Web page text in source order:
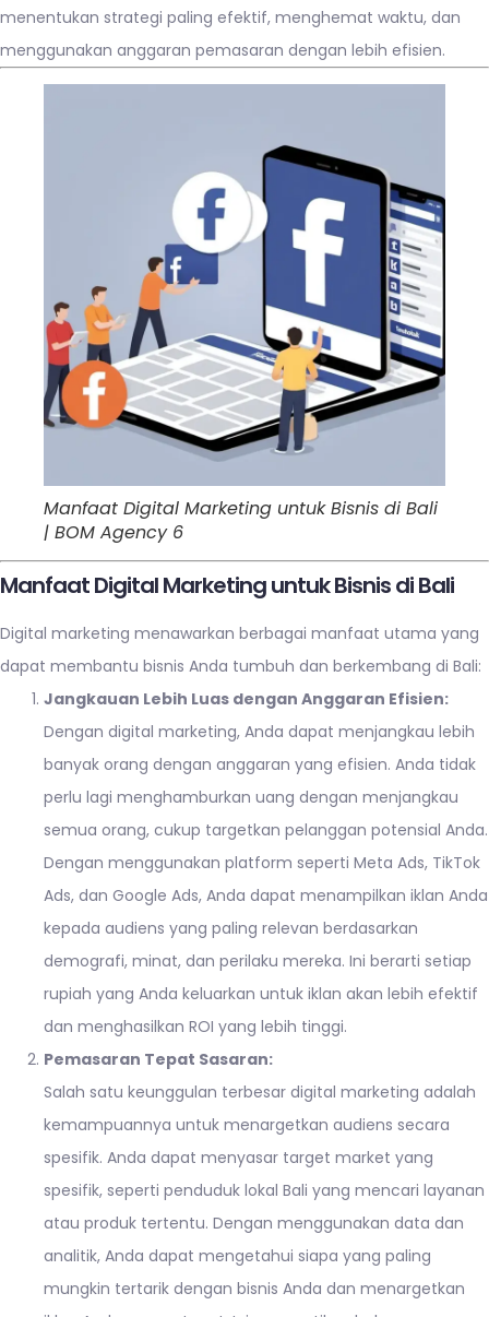
menentukan strategi paling efektif, menghemat waktu, dan
menggunakan anggaran pemasaran dengan lebih efisien.
Manfaat Digital Marketing untuk Bisnis di Bali
| BOM Agency 6
Manfaat Digital Marketing untuk Bisnis di Bali
Digital marketing menawarkan berbagai manfaat utama yang
dapat membantu bisnis Anda tumbuh dan berkembang di Bali:
Jangkauan Lebih Luas dengan Anggaran Efisien:
Dengan digital marketing, Anda dapat menjangkau lebih
banyak orang dengan anggaran yang efisien. Anda tidak
perlu lagi menghamburkan uang dengan menjangkau
semua orang, cukup targetkan pelanggan potensial Anda.
Dengan menggunakan platform seperti Meta Ads, TikTok
Ads, dan Google Ads, Anda dapat menampilkan iklan Anda
kepada audiens yang paling relevan berdasarkan
demografi, minat, dan perilaku mereka. Ini berarti setiap
rupiah yang Anda keluarkan untuk iklan akan lebih efektif
dan menghasilkan ROI yang lebih tinggi.
Pemasaran Tepat Sasaran:
Salah satu keunggulan terbesar digital marketing adalah
kemampuannya untuk menargetkan audiens secara
spesifik. Anda dapat menyasar target market yang
spesifik, seperti penduduk lokal Bali yang mencari layanan
atau produk tertentu. Dengan menggunakan data dan
analitik, Anda dapat mengetahui siapa yang paling
mungkin tertarik dengan bisnis Anda dan menargetkan